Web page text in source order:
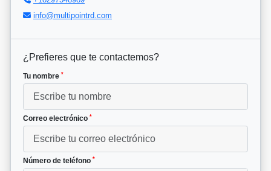
info@multipointrd.com
¿Prefieres que te contactemos?
Tu nombre *
Correo electrónico *
Número de teléfono *